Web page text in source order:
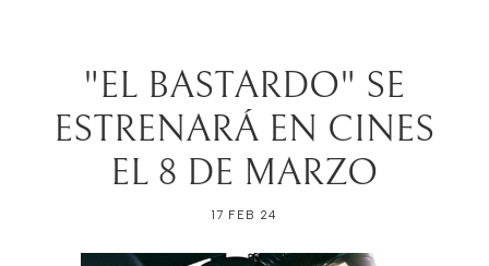
"EL BASTARDO" SE
ESTRENARÁ EN CINES
EL 8 DE MARZO
17 FEB 24